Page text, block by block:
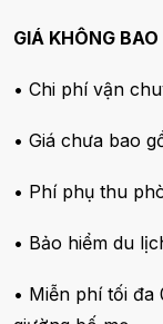
GIÁ KHÔNG BAO
• Chi phí vận
• Giá chưa bao
• Phí phụ thu
• Bảo hiểm du
• Miễn phí tối đa